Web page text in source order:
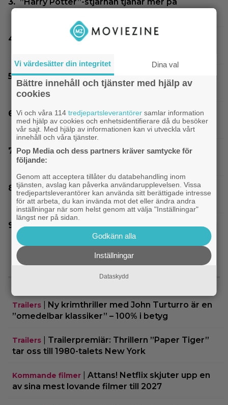
Glöm ”Nyckeln till frihet” – tidernas bästa
Ikväll på tv: Kika in en ”perfekt” thriller med
8,4 på IMDb
90-talets roligaste komedi intar Viaplay: ”Sjuk
humor och genialiskt manus”
Nu på HBO Max: Tom Hardy gör sin bästa roll i
”fullkomligt lysande” drama från 2013
Älskade klassikern från 1976 är ny hos Prime
Video – 8,1 på IMDb
Christopher Nolans favoritkomedi är hyllad
kultrulle från 1987
SENASTE NYTT
Trailers
Ny krimthriller med John Turturro är en
”omedelbar klassiker” – 100% i betyg
Trailers
Trailerpremiär: Thrillern ”Paper Tiger”
tar oss till 1980-talets New York
Kommande filmer
Attans! Netflix skjuter upp en
av sina mest lovande filmer till 2027
Vi värdesätter din integritet Dina val
Bättre innehåll och tjänster med hjälp av
cookies
Vi och våra 114tredjepartsleverantörer samlar information
med hjälp av cookies och enhetsidentifierare då du besöker
vår sajt. Med hjälp av informationen kan vi utveckla vårt
innehåll och våra tjänster.
Pop Media och dess partners kräver samtycke för
följande:
Genom att acceptera tillåter du databehandling inom
tjänsten, avslag kan påverka användarupplevelsen. Vissa
tredjepartsleverantörer kan använda sitt berättigade intresse
för att arbeta, du kan invända mot det eller ändra andra
inställningar när som helst genom att välja "Inställningar"
längst ner på sidan.
Godkänn alla
Inställningar
Dataskydd